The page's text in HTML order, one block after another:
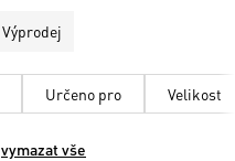
Výprodej
Určeno pro Velikost
vymazat vše